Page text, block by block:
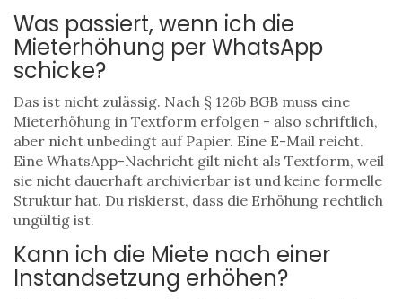
Was passiert, wenn ich die
Mieterhöhung per WhatsApp
schicke?
Das ist nicht zulässig. Nach § 126b BGB muss eine
Mieterhöhung in Textform erfolgen - also schriftlich,
aber nicht unbedingt auf Papier. Eine E-Mail reicht.
Eine WhatsApp-Nachricht gilt nicht als Textform, weil
sie nicht dauerhaft archivierbar ist und keine formelle
Struktur hat. Du riskierst, dass die Erhöhung rechtlich
ungültig ist.
Kann ich die Miete nach einer
Instandsetzung erhöhen?